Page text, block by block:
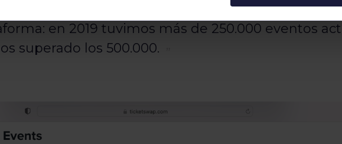
crecemos, también lo hace el número de eventos
en 2019 tuvimos más de 250.000 eventos
superado los 500.000.